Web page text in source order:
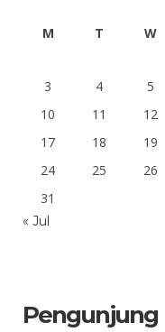
M
T W
3
4 5
10
11 12
17
18 19
24
25 26
31
« Jul
Pengunjung